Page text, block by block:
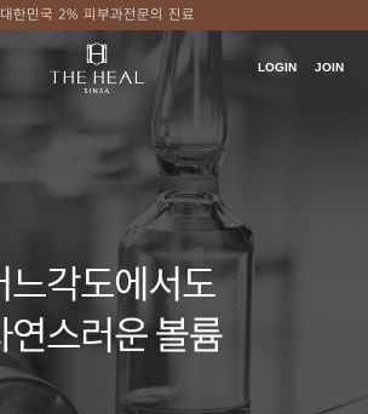
대한민국 2% 피부과전문의 진료
LOGIN JOIN